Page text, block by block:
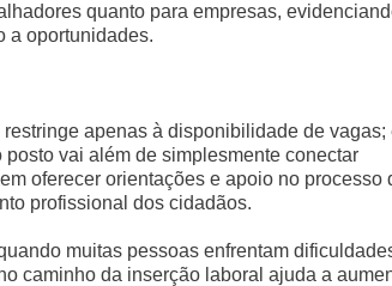
quanto para empresas,
a oportunidades.
apenas à disponibilidade de vagas;
vai além de simplesmente conectar
oferecer orientações e apoio no processo
profissional dos cidadãos.
muitas pessoas enfrentam
caminho da inserção laboral ajuda a